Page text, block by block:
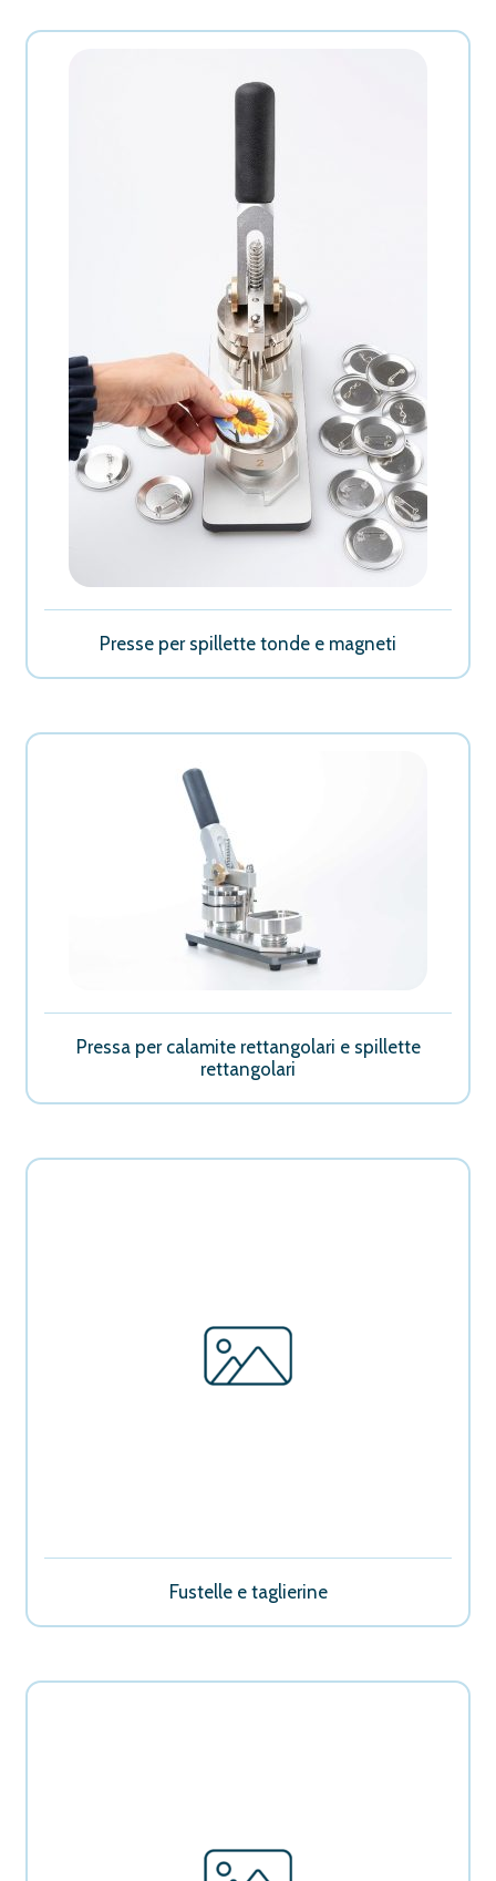
Presse per spillette tonde e magneti
Pressa per calamite rettangolari e spillette
rettangolari
Fustelle e taglierine